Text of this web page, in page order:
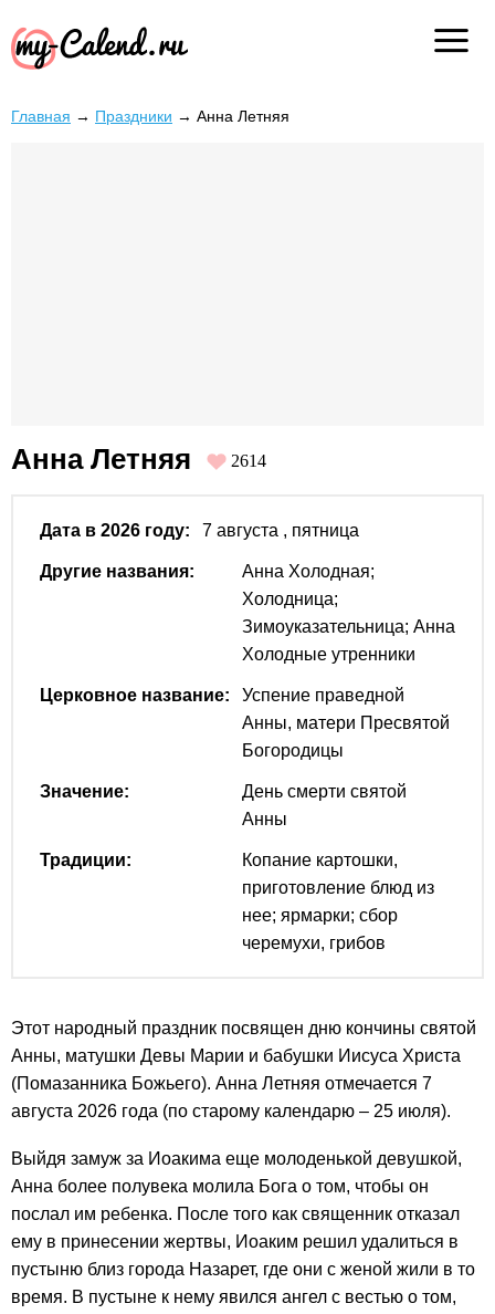
Главная → Праздники → Анна Летняя
Анна Летняя 2614
Дата в 2026 году: 7 августа , пятница
Другие названия:
Анна Холодная;
Холодница;
Зимоуказательница; Анна
Холодные утренники
Церковное название:
Успение праведной
Анны, матери Пресвятой
Богородицы
Значение:
День смерти святой
Анны
Традиции:
Копание картошки,
приготовление блюд из
нее; ярмарки; сбор
черемухи, грибов
Этот народный праздник посвящен дню кончины святой
Анны, матушки Девы Марии и бабушки Иисуса Христа
(Помазанника Божьего). Анна Летняя отмечается 7
августа 2026 года (по старому календарю – 25 июля).
Выйдя замуж за Иоакима еще молоденькой девушкой,
Анна более полувека молила Бога о том, чтобы он
послал им ребенка. После того как священник отказал
ему в принесении жертвы, Иоаким решил удалиться в
пустыню близ города Назарет, где они с женой жили в то
время. В пустыне к нему явился ангел с вестью о том,